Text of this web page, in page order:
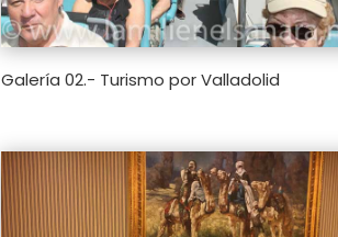
Galería 02.- Turismo por Valladolid